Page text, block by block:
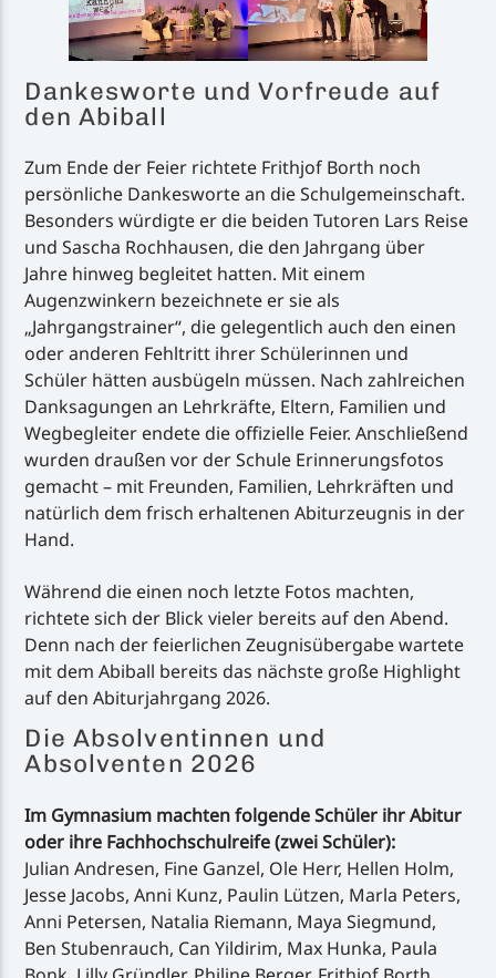
Dankesworte und Vorfreude auf
den Abiball
Zum Ende der Feier richtete Frithjof Borth noch
persönliche Dankesworte an die Schulgemeinschaft.
Besonders würdigte er die beiden Tutoren Lars Reise
und Sascha Rochhausen, die den Jahrgang über
Jahre hinweg begleitet hatten. Mit einem
Augenzwinkern bezeichnete er sie als
„Jahrgangstrainer“, die gelegentlich auch den einen
oder anderen Fehltritt ihrer Schülerinnen und
Schüler hätten ausbügeln müssen. Nach zahlreichen
Danksagungen an Lehrkräfte, Eltern, Familien und
Wegbegleiter endete die offizielle Feier. Anschließend
wurden draußen vor der Schule Erinnerungsfotos
gemacht – mit Freunden, Familien, Lehrkräften und
natürlich dem frisch erhaltenen Abiturzeugnis in der
Hand.
Während die einen noch letzte Fotos machten,
richtete sich der Blick vieler bereits auf den Abend.
Denn nach der feierlichen Zeugnisübergabe wartete
mit dem Abiball bereits das nächste große Highlight
auf den Abiturjahrgang 2026.
Die Absolventinnen und
Absolventen 2026
Im Gymnasium machten folgende Schüler ihr Abitur
oder ihre Fachhochschulreife (zwei Schüler):
Julian Andresen, Fine Ganzel, Ole Herr, Hellen Holm,
Jesse Jacobs, Anni Kunz, Paulin Lützen, Marla Peters,
Anni Petersen, Natalia Riemann, Maya Siegmund,
Ben Stubenrauch, Can Yildirim, Max Hunka, Paula